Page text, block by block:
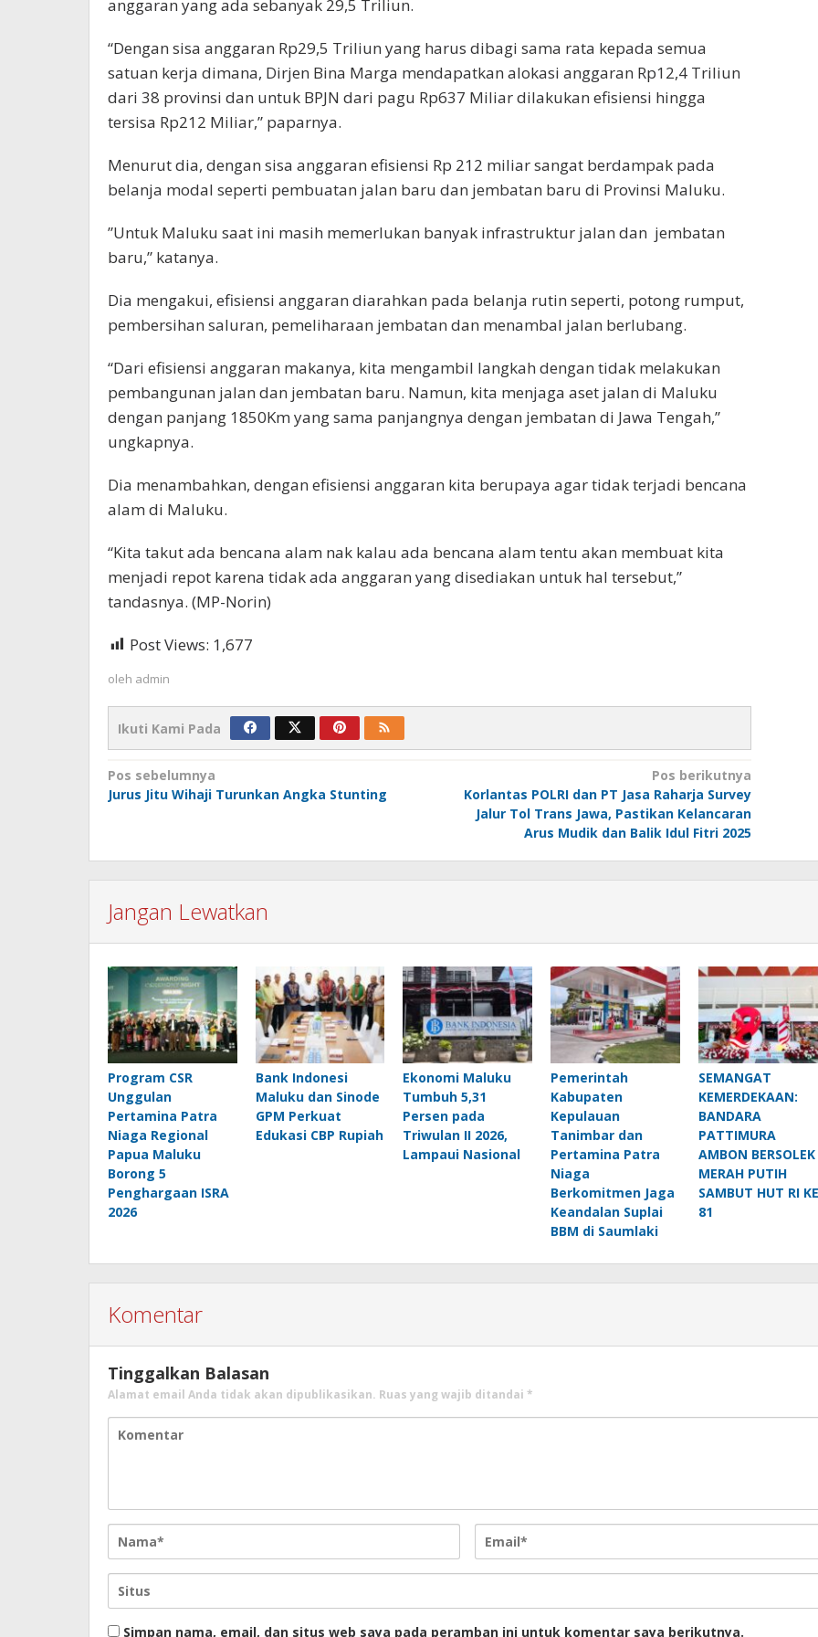
anggaran yang ada sebanyak 29,5 Triliun.
“Dengan sisa anggaran Rp29,5 Triliun yang harus dibagi sama rata kepada semua
satuan kerja dimana, Dirjen Bina Marga mendapatkan alokasi anggaran Rp12,4 Triliun
dari 38 provinsi dan untuk BPJN dari pagu Rp637 Miliar dilakukan efisiensi hingga
tersisa Rp212 Miliar,” paparnya.
Menurut dia, dengan sisa anggaran efisiensi Rp 212 miliar sangat berdampak pada
belanja modal seperti pembuatan jalan baru dan jembatan baru di Provinsi Maluku.
”Untuk Maluku saat ini masih memerlukan banyak infrastruktur jalan dan jembatan
baru,” katanya.
Dia mengakui, efisiensi anggaran diarahkan pada belanja rutin seperti, potong rumput,
pembersihan saluran, pemeliharaan jembatan dan menambal jalan berlubang.
“Dari efisiensi anggaran makanya, kita mengambil langkah dengan tidak melakukan
pembangunan jalan dan jembatan baru. Namun, kita menjaga aset jalan di Maluku
dengan panjang 1850Km yang sama panjangnya dengan jembatan di Jawa Tengah,”
ungkapnya.
Dia menambahkan, dengan efisiensi anggaran kita berupaya agar tidak terjadi bencana
alam di Maluku.
“Kita takut ada bencana alam nak kalau ada bencana alam tentu akan membuat kita
menjadi repot karena tidak ada anggaran yang disediakan untuk hal tersebut,”
tandasnya. (MP-Norin)
Post Views: 1,677
oleh admin
Ikuti Kami Pada
Navigasi
pos
Pos sebelumnya
Jurus Jitu Wihaji Turunkan Angka Stunting
Pos berikutnya
Korlantas POLRI dan PT Jasa Raharja Survey
Jalur Tol Trans Jawa, Pastikan Kelancaran
Arus Mudik dan Balik Idul Fitri 2025
Jangan Lewatkan
Program CSR
Unggulan
Pertamina Patra
Niaga Regional
Papua Maluku
Borong 5
Penghargaan ISRA
2026
Bank Indonesi
Maluku dan Sinode
GPM Perkuat
Edukasi CBP Rupiah
Ekonomi Maluku
Tumbuh 5,31
Persen pada
Triwulan II 2026,
Lampaui Nasional
Pemerintah
Kabupaten
Kepulauan
Tanimbar dan
Pertamina Patra
Niaga
Berkomitmen Jaga
Keandalan Suplai
BBM di Saumlaki
SEMANGAT
KEMERDEKAAN:
BANDARA
PATTIMURA
AMBON BERSOLEK
MERAH PUTIH
SAMBUT HUT RI
81
Komentar
Tinggalkan Balasan
Alamat email Anda tidak akan dipublikasikan. Ruas yang wajib ditandai *
Simpan nama, email, dan situs web saya pada peramban ini untuk komentar saya berikutnya.